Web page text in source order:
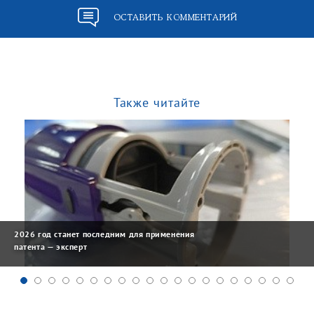
ОСТАВИТЬ КОММЕНТАРИЙ
Также читайте
2026 год станет последним для применения
патента — эксперт